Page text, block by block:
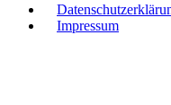
Impressum